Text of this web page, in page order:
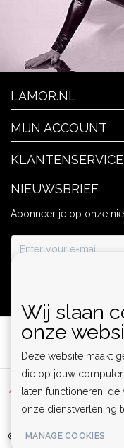
LAMOR.NL
MIJN ACCOUNT
KLANTENSERVICE
NIEUWSBRIEF
Abonneer je op onze
Algemene voorwaarden |
© Copyright 2026 - Lamor |
Wij slaan
onze
Deze website maakt
die op jouw
laten functioneren,
onze dienstverlening
MANAGE COOKIES